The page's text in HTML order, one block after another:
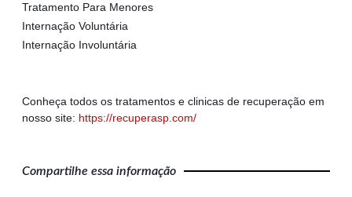
Tratamento Para Menores
Internação Voluntária
Internação Involuntária
Conheça todos os tratamentos e clinicas de recuperação em
nosso site: https://recuperasp.com/
Compartilhe essa informação